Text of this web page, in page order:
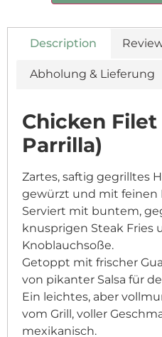
Description
Abholung & Lieferung
Chicken Filet
Parrilla)
Zartes, saftig gegrilltes
gewürzt und mit feinen
Serviert mit buntem,
knusprigen Steak Fries
Knoblauchsoße.
Getoppt mit frischer
von pikanter Salsa für
Ein leichtes, aber
vom Grill, voller
mexikanisch.